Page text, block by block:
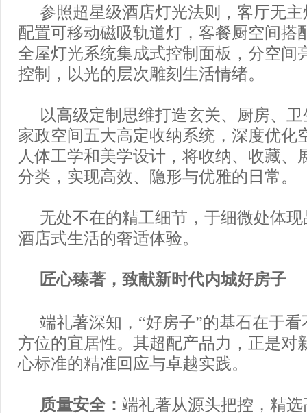
参照超星级酒店灯光法则，客厅无
配置可移动磁吸轨道灯，客餐厨空间搭
全屋灯光系统集成式控制面板，分空间
控制，以光的层次雕刻生活情绪。
以高级定制思维打造玄关、厨房、
家政空间五大高定收纳系统，深度优化
人体工学和美学设计，将收纳、收藏、
分类，实现高效、隐形与优雅的日常。
无处不在的精工细节，于细微处体
酒店式生活的奢适体验。
匠心臻著，致献新时代内城好房子
端礼著深知，“好房子”的基石在于
方位的宜居性。其超配产品力，正是对
心标准的精准回应与卓越实践。
质量安全： 端礼著从源头把控，精